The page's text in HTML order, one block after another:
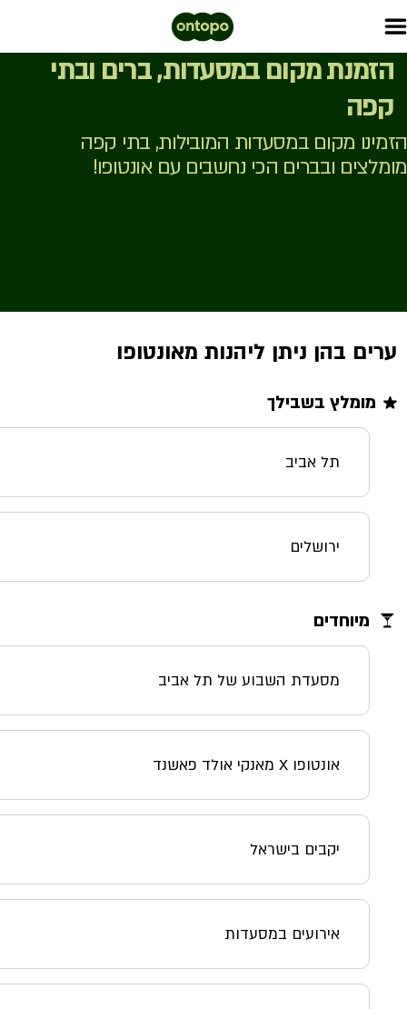
הזמנת מקום במסעדות, ברים ובתי
קפה
הזמינו מקום במסעדות המובילות, בתי קפה
מומלצים ובברים הכי נחשבים עם אונטופו!
ערים בהן ניתן ליהנות מאונטופו
מומלץ בשבילך
תל אביב
ירושלים
מיוחדים
מסעדת השבוע של תל אביב
אונטופו X מאנקי אולד פאשנד
יקבים בישראל
אירועים במסעדות